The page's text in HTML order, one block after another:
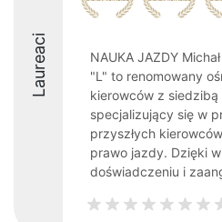
Laureaci
NAUKA JAZDY
"L" to renomowany
kierowców z
specjalizujący się w
przyszłych
prawo jazdy. Dzięki
doświadczeniu i